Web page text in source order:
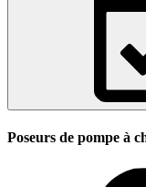
Poseurs de pompe à